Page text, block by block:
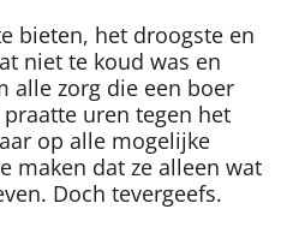
bieten, het droogste en
niet te koud was en
alle zorg die een boer
uren tegen het
op alle mogelijke
maken dat ze alleen wat
Doch tevergeefs.